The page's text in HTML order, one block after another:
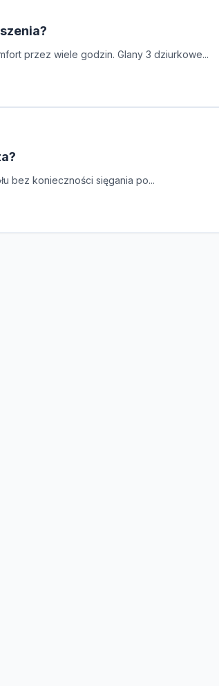
przez wiele godzin. Glany 3 dziurkowe...
bez konieczności sięgania po...